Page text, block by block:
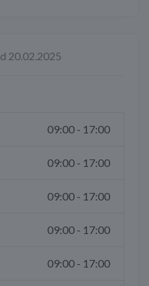
20.02.2025
09:00 - 17:00
09:00 - 17:00
09:00 - 17:00
09:00 - 17:00
09:00 - 17:00